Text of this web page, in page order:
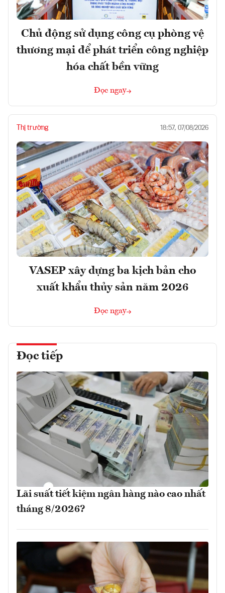
Chủ động sử dụng công cụ phòng vệ
thương mại để phát triển công nghiệp
hóa chất bền vững
Đọc ngay
Thị trường 18:57, 07/08/2026
VASEP xây dựng ba kịch bản cho
xuất khẩu thủy sản năm 2026
Đọc ngay
Đọc tiếp
Lãi suất tiết kiệm ngân hàng nào cao nhất
tháng 8/2026?